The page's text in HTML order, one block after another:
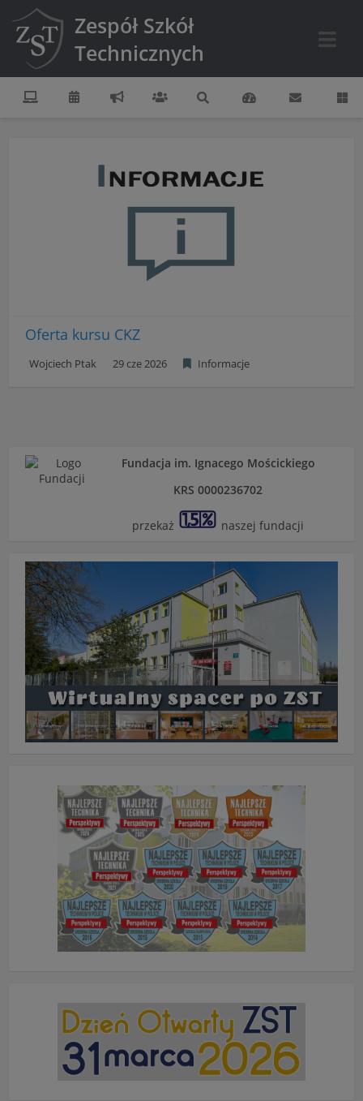
Zespół Szkół
Technicznych
Oferta kursu CKZ
Wojciech Ptak 29 cze 2026 Informacje
Fundacja im. Ignacego Mościckiego
KRS 0000236702
przekaż naszej fundacji